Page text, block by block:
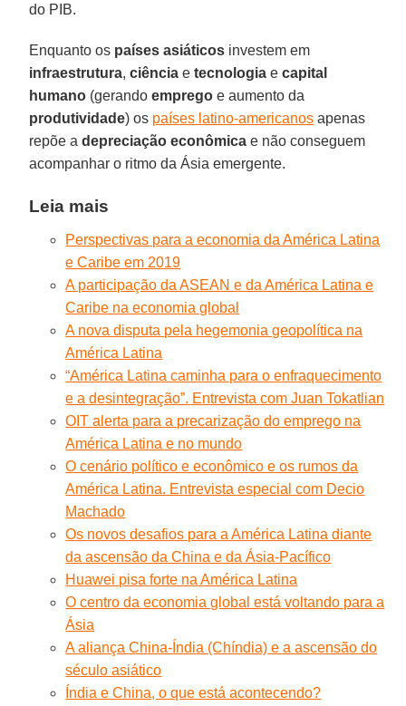
do PIB.
Enquanto os países asiáticos investem em
infraestrutura,ciência etecnologia e capital
humano (gerandoemprego e aumento da
produtividade) os países latino-americanos apenas
repõe adepreciação econômica e não conseguem
acompanhar o ritmo da Ásia emergente.
Leia mais
Perspectivas para a economia da América Latina
e Caribe em 2019
A participação da ASEAN e da América Latina e
Caribe na economia global
A nova disputa pela hegemonia geopolítica na
América Latina
“América Latina caminha para o enfraquecimento
e a desintegração”. Entrevista com Juan Tokatlian
OIT alerta para a precarização do emprego na
América Latina e no mundo
O cenário político e econômico e os rumos da
América Latina. Entrevista especial com Decio
Machado
Os novos desafios para a América Latina diante
da ascensão da China e da Ásia-Pacífico
Huawei pisa forte na América Latina
O centro da economia global está voltando para a
Ásia
A aliança China-Índia (Chíndia) e a ascensão do
século asiático
Índia e China, o que está acontecendo?